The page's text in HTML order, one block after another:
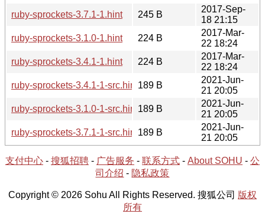
ruby-sprockets-3.7.1-1.hint
245 B
2017-Sep-
18 21:15
ruby-sprockets-3.1.0-1.hint
224 B
2017-Mar-
22 18:24
ruby-sprockets-3.4.1-1.hint
224 B
2017-Mar-
22 18:24
ruby-sprockets-3.4.1-1-src.hint 189 B
2021-Jun-
21 20:05
ruby-sprockets-3.1.0-1-src.hint 189 B
2021-Jun-
21 20:05
ruby-sprockets-3.7.1-1-src.hint 189 B
2021-Jun-
21 20:05
支付中心 - 搜狐招聘 - 广告服务 - 联系方式 - About SOHU - 公
司介绍 - 隐私政策
Copyright © 2026 Sohu All Rights Reserved. 搜狐公司 版权
所有